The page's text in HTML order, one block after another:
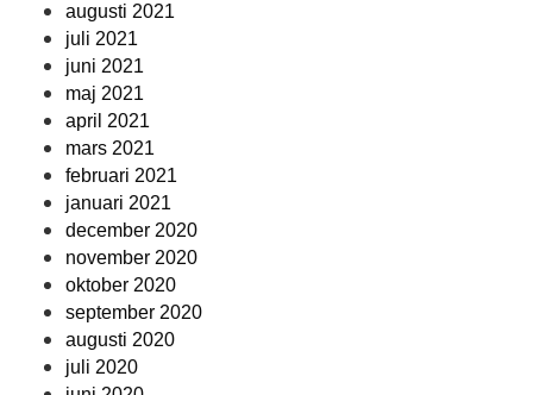
augusti 2021
juli 2021
juni 2021
maj 2021
april 2021
mars 2021
februari 2021
januari 2021
december 2020
november 2020
oktober 2020
september 2020
augusti 2020
juli 2020